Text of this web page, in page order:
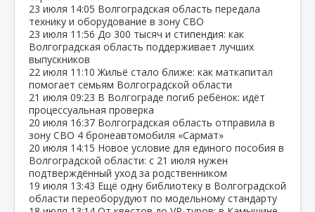
23 июля 14:05 Волгоградская область передала
технику и оборудование в зону СВО
23 июля 11:56 До 300 тысяч и стипендия: как
Волгоградская область поддерживает лучших
выпускников
22 июля 11:10 Жильё стало ближе: как маткапитал
помогает семьям Волгоградской области
21 июля 09:23 В Волгограде погиб ребёнок: идёт
процессуальная проверка
20 июля 16:37 Волгоградская область отправила в
зону СВО 4 бронеавтомобиля «Сармат»
20 июля 14:15 Новое условие для единого пособия в
Волгоградской области: с 21 июля нужен
подтверждённый уход за родственником
19 июля 13:43 Ещё одну библиотеку в Волгоградской
области переоборудуют по модельному стандарту